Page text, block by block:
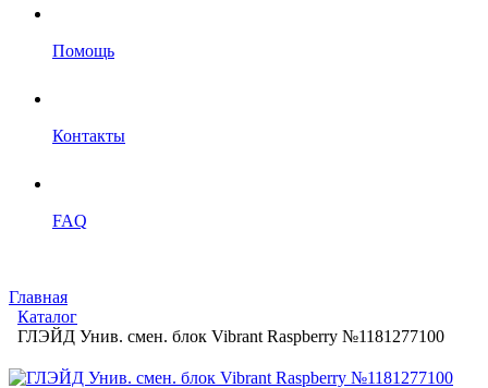
Помощь
Контакты
FAQ
Главная
Каталог
ГЛЭЙД Унив. смен. блок Vibrant Raspberry №1181277100